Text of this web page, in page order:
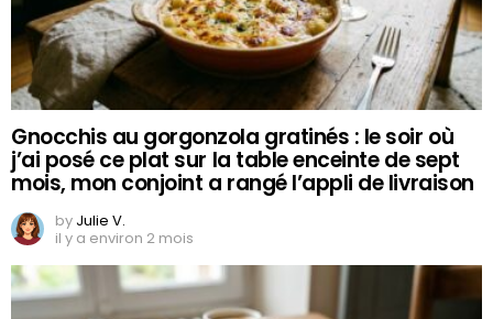
Gnocchis au gorgonzola gratinés : le soir où
j’ai posé ce plat sur la table enceinte de sept
mois, mon conjoint a rangé l’appli de livraison
by Julie V.
il y a environ 2 mois